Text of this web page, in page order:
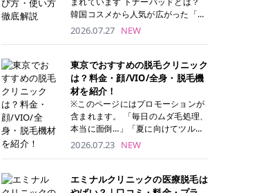
韓国コスメから人気が広がった「ト
ナーパッド」は、化粧水や美容液を
トナーパッドは洗顔後に肌をやさし
く拭き取ることで、古い角質や余分
な皮脂汚れをオフしながら、うるお
いを与えられるのが特徴✨ さらに、
気になる部分には数分のせて部分用
パックとしても使用できるため、1
両方を叶えられます。 韓国コスメブ
ランドを中心に人気を集めていまし
たが、現在では日本でも定番のスキ
ンケアアイテムとして幅広い世代に
2026.07.27 NEW
東京でおすすめの脱毛クリニック
は？料金・顔/VIO/全身・脱毛機
材を紹介！
※このページにはプロモーションが
含まれます。 「毎日のムダ毛処理、
本当に面倒…」「夏に向けてツルツ
ル肌になりたい！」 そう思って東京
べばいいの？と迷ってしまいますよ
ね。 この記事では、医療脱毛の基本
2026.07.23 NEW
エミナルクリニックの医療脱毛は